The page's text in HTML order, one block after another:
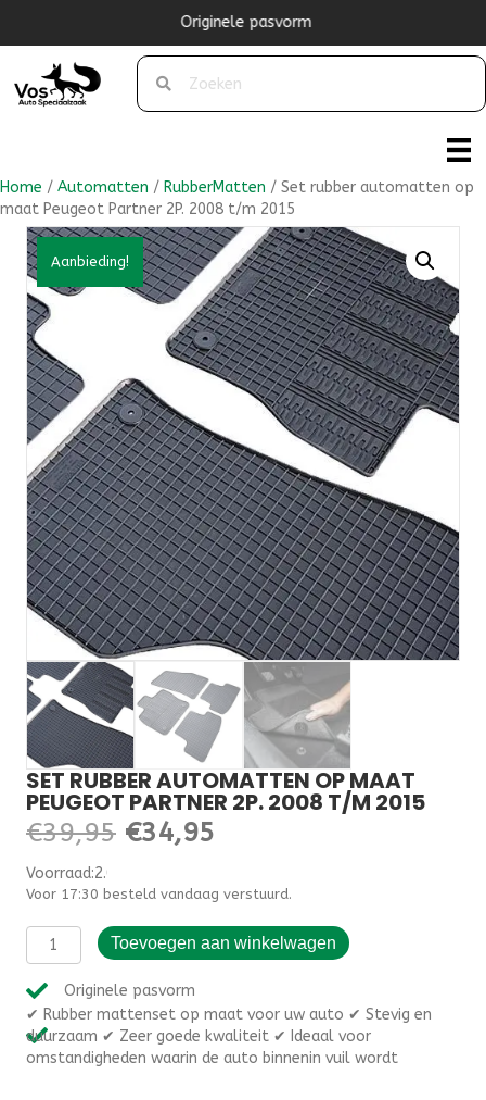
Originele pasvorm
Home / Automatten / RubberMatten / Set rubber automatten op
maat Peugeot Partner 2P. 2008 t/m 2015
Aanbieding!
SET RUBBER AUTOMATTEN OP MAAT
PEUGEOT PARTNER 2P. 2008 T/M 2015
€39,95 Oorspronkelijke
was:
€39,95.
€34,95
is:
€34,95.
Voorraad:2.000000
Voor 17:30 besteld vandaag verstuurd.
Set
rubber
automatten
op
maat
Peugeot
Partner
Toevoegen aan winkelwagen
Originele pasvorm
✔ Rubber mattenset op maat voor uw auto ✔ Stevig en
duurzaam ✔ Zeer goede kwaliteit ✔ Ideaal voor
omstandigheden waarin de auto binnenin vuil wordt